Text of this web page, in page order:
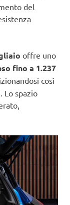
del
offre uno
fino a 1.237
così
Lo spazio